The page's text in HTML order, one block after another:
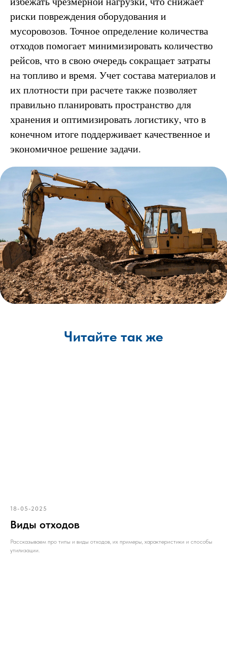
риски повреждения оборудования и
мусоровозов. Точное определение количества
отходов помогает минимизировать количество
рейсов, что в свою очередь сокращает затраты
на топливо и время. Учет состава материалов и
их плотности при расчете также позволяет
правильно планировать пространство для
хранения и оптимизировать логистику, что в
конечном итоге поддерживает качественное и
экономичное решение задачи.
Читайте так же
18-05-2025
Виды отходов
Рассказываем про типы и виды отходов, их примеры, характеристики и способы
утилизации.